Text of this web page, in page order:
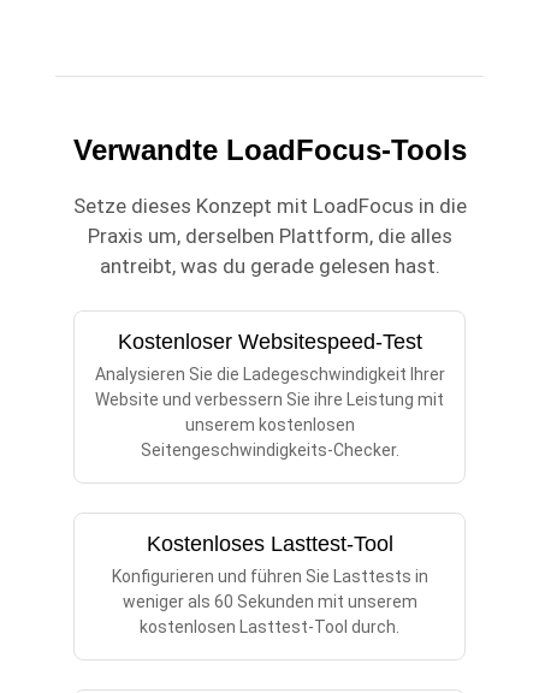
Verwandte LoadFocus-Tools
Setze dieses Konzept mit LoadFocus in die
Praxis um, derselben Plattform, die alles
antreibt, was du gerade gelesen hast.
Kostenloser Websitespeed-Test
Analysieren Sie die Ladegeschwindigkeit Ihrer
Website und verbessern Sie ihre Leistung mit
unserem kostenlosen
Seitengeschwindigkeits-Checker.
Kostenloses Lasttest-Tool
Konfigurieren und führen Sie Lasttests in
weniger als 60 Sekunden mit unserem
kostenlosen Lasttest-Tool durch.